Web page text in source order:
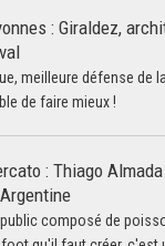
: Giraldez,
meilleure défense de
de faire mieux !
: Thiago
public composé de